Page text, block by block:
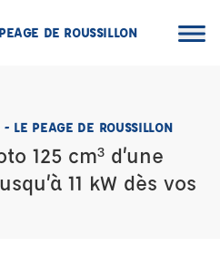
DE ROUSSILLON
LE PEAGE DE ROUSSILLON
125 cm³ d’une
11 kW dès vos